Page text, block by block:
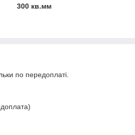
300 кв.мм
по передоплаті.